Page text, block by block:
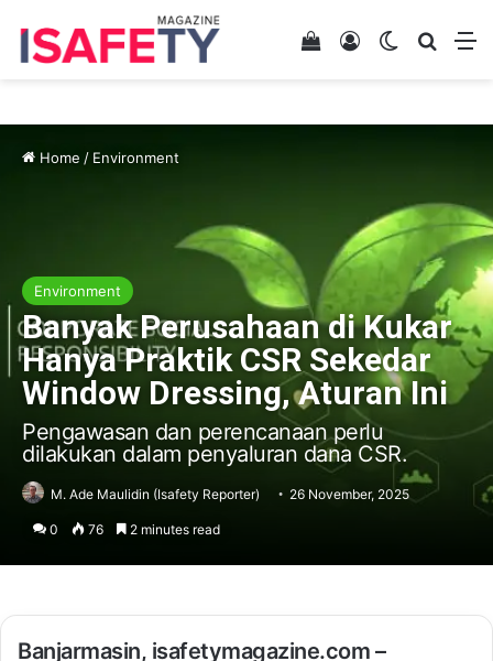
Switch skin
Log In
View your
Home / Environment
Environment
Banyak Perusahaan di Kukar
Hanya Praktik CSR Sekedar
Window Dressing, Aturan Ini
Pengawasan dan perencanaan perlu
dilakukan dalam penyaluran dana CSR.
M. Ade Maulidin (Isafety Reporter) 26 November, 2025
0 76 2 minutes read
Banjarmasin, isafetymagazine.com –